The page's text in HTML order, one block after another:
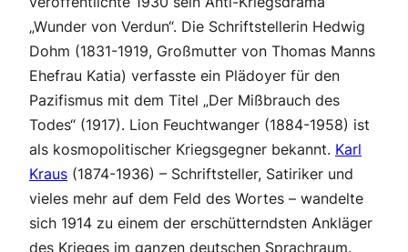
„Wunder von Verdun“. Die Schriftstellerin Hedwig
Dohm (1831-1919, Großmutter von Thomas Manns
Ehefrau Katia) verfasste ein Plädoyer für den
Pazifismus mit dem Titel „Der Mißbrauch des
Todes“ (1917). Lion Feuchtwanger (1884-1958) ist
als kosmopolitischer Kriegsgegner bekannt. Karl
Kraus (1874-1936) – Schriftsteller, Satiriker und
vieles mehr auf dem Feld des Wortes – wandelte
sich 1914 zu einem der erschütterndsten Ankläger
des Krieges im ganzen deutschen Sprachraum.